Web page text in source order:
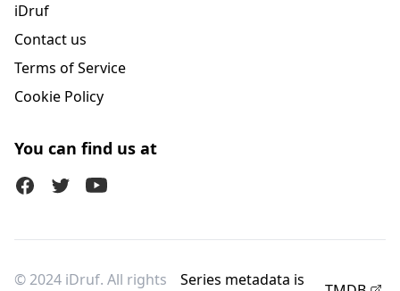
iDruf
Contact us
Terms of Service
Cookie Policy
You can find us at
FacebookTwitter (X)Youtube
© 2024 iDruf. All rights Series metadata is